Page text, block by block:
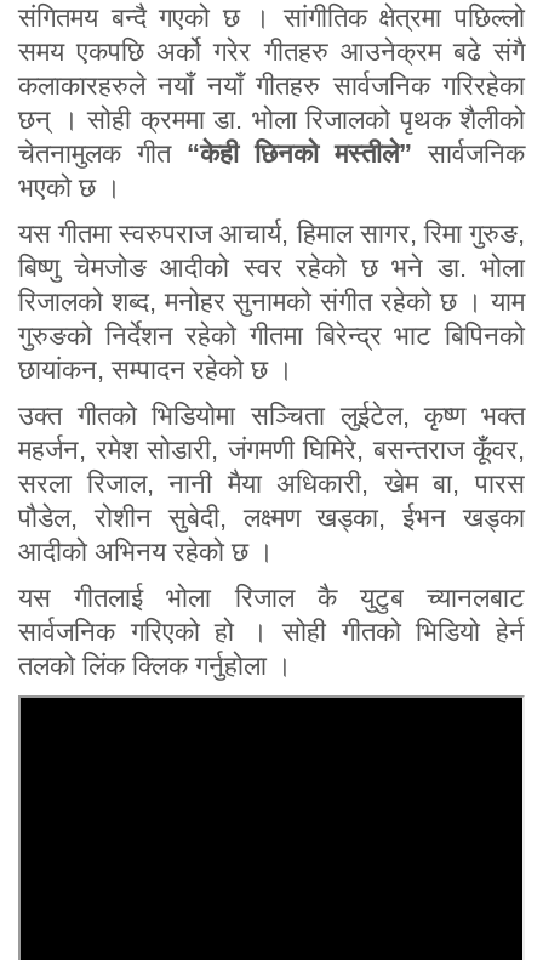
संगितमय बन्दै गएको छ । सांगीतिक क्षेत्रमा पछिल्लो
समय एकपछि अर्को गरेर गीतहरु आउनेक्रम बढे संगै
कलाकारहरुले नयाँ नयाँ गीतहरु सार्वजनिक गरिरहेका
छन् । सोही क्रममा डा. भोला रिजालको पृथक शैलीको
चेतनामुलक गीत “केही छिनको मस्तीले” सार्वजनिक
भएको छ ।
यस गीतमा स्वरुपराज आचार्य, हिमाल सागर, रिमा गुरुङ,
बिष्णु चेमजोङ आदीको स्वर रहेको छ भने डा. भोला
रिजालको शब्द, मनोहर सुनामको संगीत रहेको छ । याम
गुरुङको निर्देशन रहेको गीतमा बिरेन्द्र भाट बिपिनको
छायांकन, सम्पादन रहेको छ ।
उक्त गीतको भिडियोमा सञ्चिता लुईटेल, कृष्ण भक्त
महर्जन, रमेश सोडारी, जंगमणी घिमिरे, बसन्तराज कूँवर,
सरला रिजाल, नानी मैया अधिकारी, खेम बा, पारस
पौडेल, रोशीन सुबेदी, लक्ष्मण खड्का, ईभन खड्का
आदीको अभिनय रहेको छ ।
यस गीतलाई भोला रिजाल कै युटुब च्यानलबाट
सार्वजनिक गरिएको हो । सोही गीतको भिडियो हेर्न
तलको लिंक क्लिक गर्नुहोला ।